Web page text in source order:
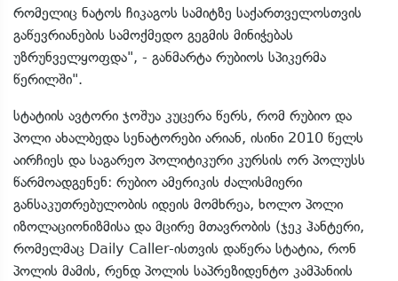
რომელიც ნატოს ჩიკაგოს სამიტზე საქართველოსთვის
გაწევრიანების სამოქმედო გეგმის მინიჭებას
უზრუნველყოფდა", - განმარტა რუბიოს სპიკერმა
წერილში".
სტატიის ავტორი ჯოშუა კუცერა წერს, რომ რუბიო და
პოლი ახალბედა სენატორები არიან, ისინი 2010 წელს
აირჩიეს და საგარეო პოლიტიკური კურსის ორ პოლუსს
წარმოადგენენ: რუბიო ამერიკის ძალისმიერი
განსაკუთრებულობის იდეის მომხრეა, ხოლო პოლი
იზოლაციონიზმისა და მცირე მთავრობის (ჯეკ ჰანტერი,
რომელმაც Daily Caller-ისთვის დაწერა სტატია, რონ
პოლის მამის, რენდ პოლის საპრეზიდენტო კამპანიის